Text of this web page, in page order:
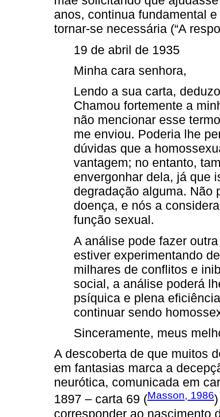
anos, continua fundamental
tornar-se necessária (“A
19 de abril de 1935
Minha cara senhora,
Lendo a sua carta,
Chamou fortemente a
não mencionar esse
me enviou. Poderia lhe
dúvidas que a
vantagem; no entanto,
envergonhar dela, já que
degradação alguma. Não
doença, e nós a
função sexual.
A análise pode fazer
estiver experimentando
milhares de conflitos e
social, a análise poderá
psíquica e plena
continuar sendo
Sinceramente, meus
A descoberta de que muitos
em fantasias marca a
neurótica, comunicada em
1897 – carta 69 (Masson, 1986
corresponder ao nascimento